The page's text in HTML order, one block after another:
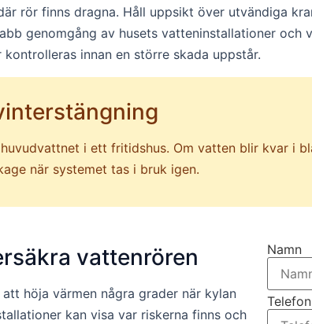
rör finns dragna. Håll uppsikt över utvändiga
genomgång av husets vatteninstallationer
innan en större skada uppstår.
i ett fritidshus. Om vatten blir kvar i
när systemet tas i bruk igen.
vattenrören
höja värmen några grader när kylan
kan visa var riskerna finns och
Namn
Telefon